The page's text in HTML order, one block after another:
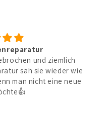
und ziemlich
sah sie wieder wie
man nicht eine neue